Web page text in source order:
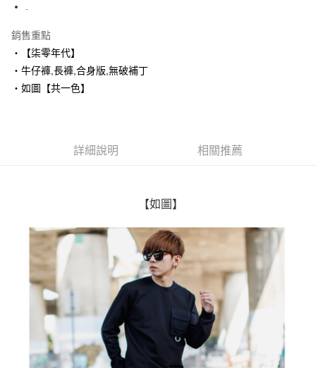
街口支付
悠遊付
Google Pay
AFTEE先享後付是「在收到商品之後才付款」的支付方式。 讓您購物簡單
３．安心：先確認商品／服務後，再付款。
【「AFTEE先享後付」結帳流程】
１．於結帳方式選擇「AFTEE先享後付」後，將跳轉至「AFTEE先享後付」
結帳頁面，進行簡訊認證並確認金額後，即可完成結帳。
２．訂單成立數日內，您將收到繳費通知簡訊。
３．收到繳費通知簡訊後14天內，點擊此簡訊中的連結，可透過四大超商／
ATM／網路銀行／等多元方式進行付款，方視為交易完成。
※ 請注意：結帳手續完成當下不需立刻繳費，但若您需要取消訂單，請聯絡
購買商品的店家。未經商家同意取消之訂單仍視為有效，需透過AFTEE先享
後付繳納相關費用。
※ 交易是否成功請以「AFTEE先享後付 」之結帳頁面顯示為準，若有關於
是否繳費成功／繳費後需取消欲退款等相關疑問，請聯繫「AFTEE先享後付
每筆NT$80，滿NT$1,800(含以上)免運費
先付款後全家取貨
每筆NT$80，滿NT$1,800(含以上)免運費
7-11付款取貨
每筆NT$80，滿NT$1,800(含以上)免運費
先付款後7-11取貨
每筆NT$80，滿NT$1,800(含以上)免運費
銷售重點
‧【柒零年代】
‧牛仔褲,長褲,合身版,無破補丁
‧如圖【共一色】
詳細說明 相關推薦
【如圖】